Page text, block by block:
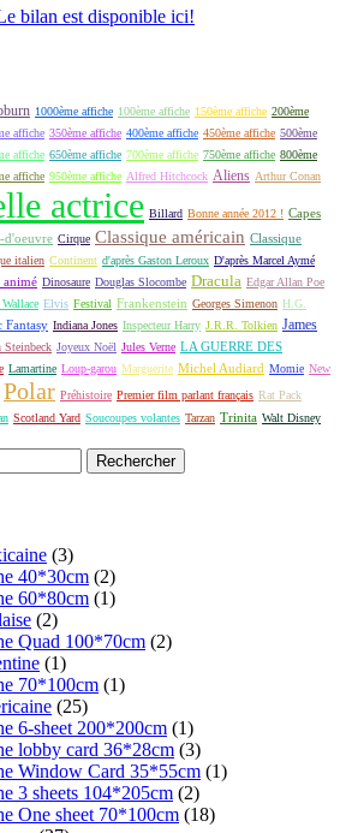
bilan est disponible ici!
1000ème affiche 100ème affiche 150ème affiche 200ème
affiche 350ème affiche 400ème affiche 450ème affiche 500ème
affiche 650ème affiche 700ème affiche 750ème affiche 800ème
affiche 950ème affiche Alfred Hitchcock Aliens Arthur Conan
actrice Billard Bonne année 2012 ! Capes
d'oeuvre Cirque Classique américain Classique
italien Continent d'après Gaston Leroux D'après Marcel Aymé
animé Dinosaure Douglas Slocombe Dracula Edgar Allan Poe
Elvis Festival Frankenstein Georges Simenon H.G.
Fantasy Indiana Jones Inspecteur Harry J.R.R. Tolkien James
Steinbeck Joyeux Noël Jules Verne LA GUERRE DES
Lamartine Loup-garou Marguerite Michel Audiard Momie New
Polar Préhistoire Premier film parlant français Rat Pack
Scotland Yard Soucoupes volantes Tarzan Trinita Walt Disney
(3)
40*30cm (2)
60*80cm (1)
(2)
Quad 100*70cm (2)
(1)
70*100cm (1)
(25)
6-sheet 200*200cm (1)
lobby card 36*28cm (3)
Window Card 35*55cm (1)
3 sheets 104*205cm (2)
One sheet 70*100cm (18)